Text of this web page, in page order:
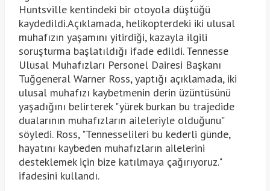
Huntsville kentindeki bir otoyola düştüğü
kaydedildi.Açıklamada, helikopterdeki iki ulusal
muhafızın yaşamını yitirdiği, kazayla ilgili
soruşturma başlatıldığı ifade edildi. Tennesse
Ulusal Muhafızları Personel Dairesi Başkanı
Tuğgeneral Warner Ross, yaptığı açıklamada, iki
ulusal muhafızı kaybetmenin derin üzüntüsünü
yaşadığını belirterek "yürek burkan bu trajedide
dualarının muhafızların aileleriyle olduğunu"
söyledi. Ross, "Tennesselileri bu kederli günde,
hayatını kaybeden muhafızların ailelerini
desteklemek için bize katılmaya çağırıyoruz."
ifadesini kullandı.